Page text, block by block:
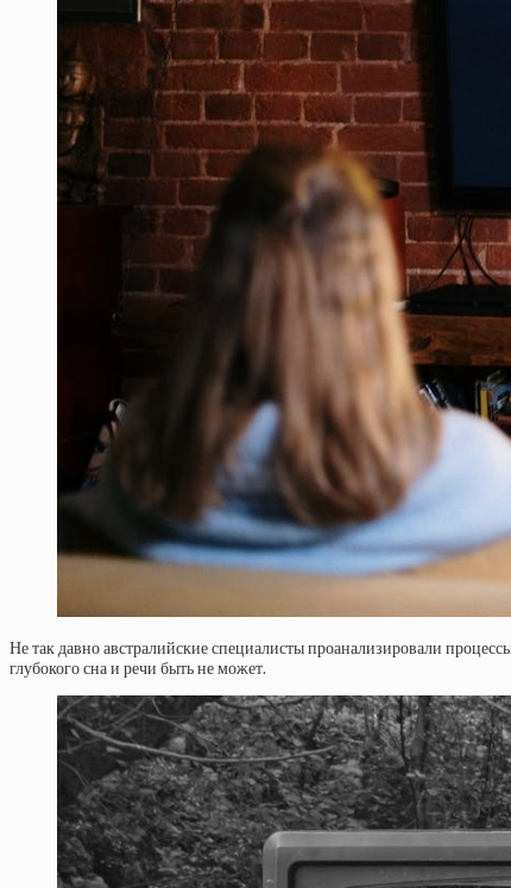
Не так давно австралийские специалисты проанализировали
глубокого сна и речи быть не может.